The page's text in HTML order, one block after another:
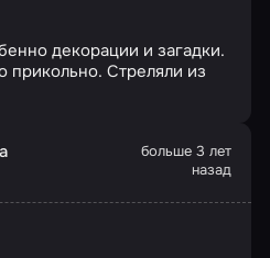
декорации и загадки.
прикольно. Стреляли из
больше 3 лет
назад